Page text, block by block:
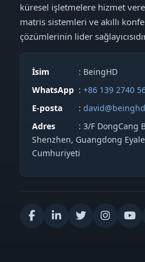
küresel işletmelere hizmet
matris sistemleri ve akıllı
çözümlerinin lider
İsim
: BeingHD
WhatsApp : +86 139 2740
E-posta
:
Adres
: 3/F DongCang
Shenzhen, Guangdong
Cumhuriyeti